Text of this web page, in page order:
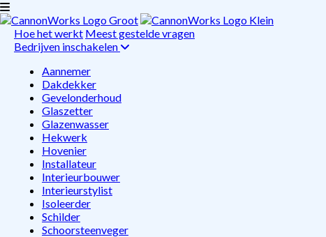
Hoe het werkt Meest gestelde vragen
Bedrijven inschakelen
Aannemer
Dakdekker
Gevelonderhoud
Glaszetter
Glazenwasser
Hekwerk
Hovenier
Installateur
Interieurbouwer
Interieurstylist
Isoleerder
Schilder
Schoorsteenveger